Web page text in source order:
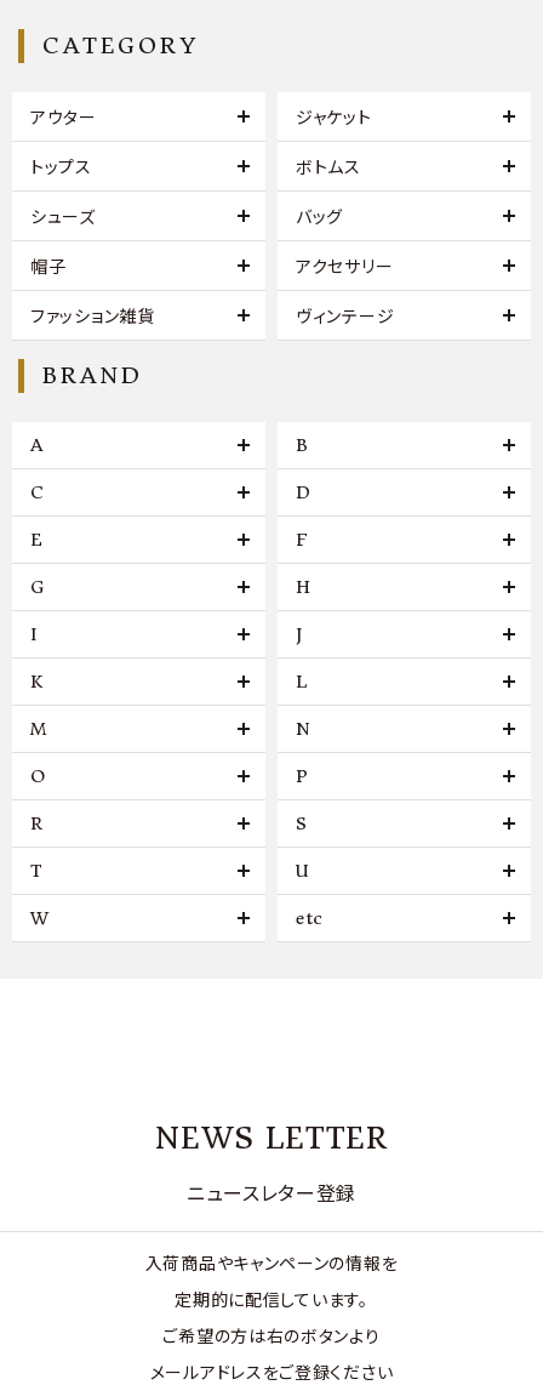
CATEGORY
アウター ジャケット
トップス ボトムス
シューズ バッグ
帽子 アクセサリー
ファッション雑貨 ヴィンテージ
BRAND
A B
C D
E F
G H
I J
K L
M N
O P
R S
T U
W etc
NEWS LETTER
ニュースレター登録
入荷商品やキャンペーンの情報を
定期的に配信しています。
ご希望の方は右のボタンより
メールアドレスをご登録ください